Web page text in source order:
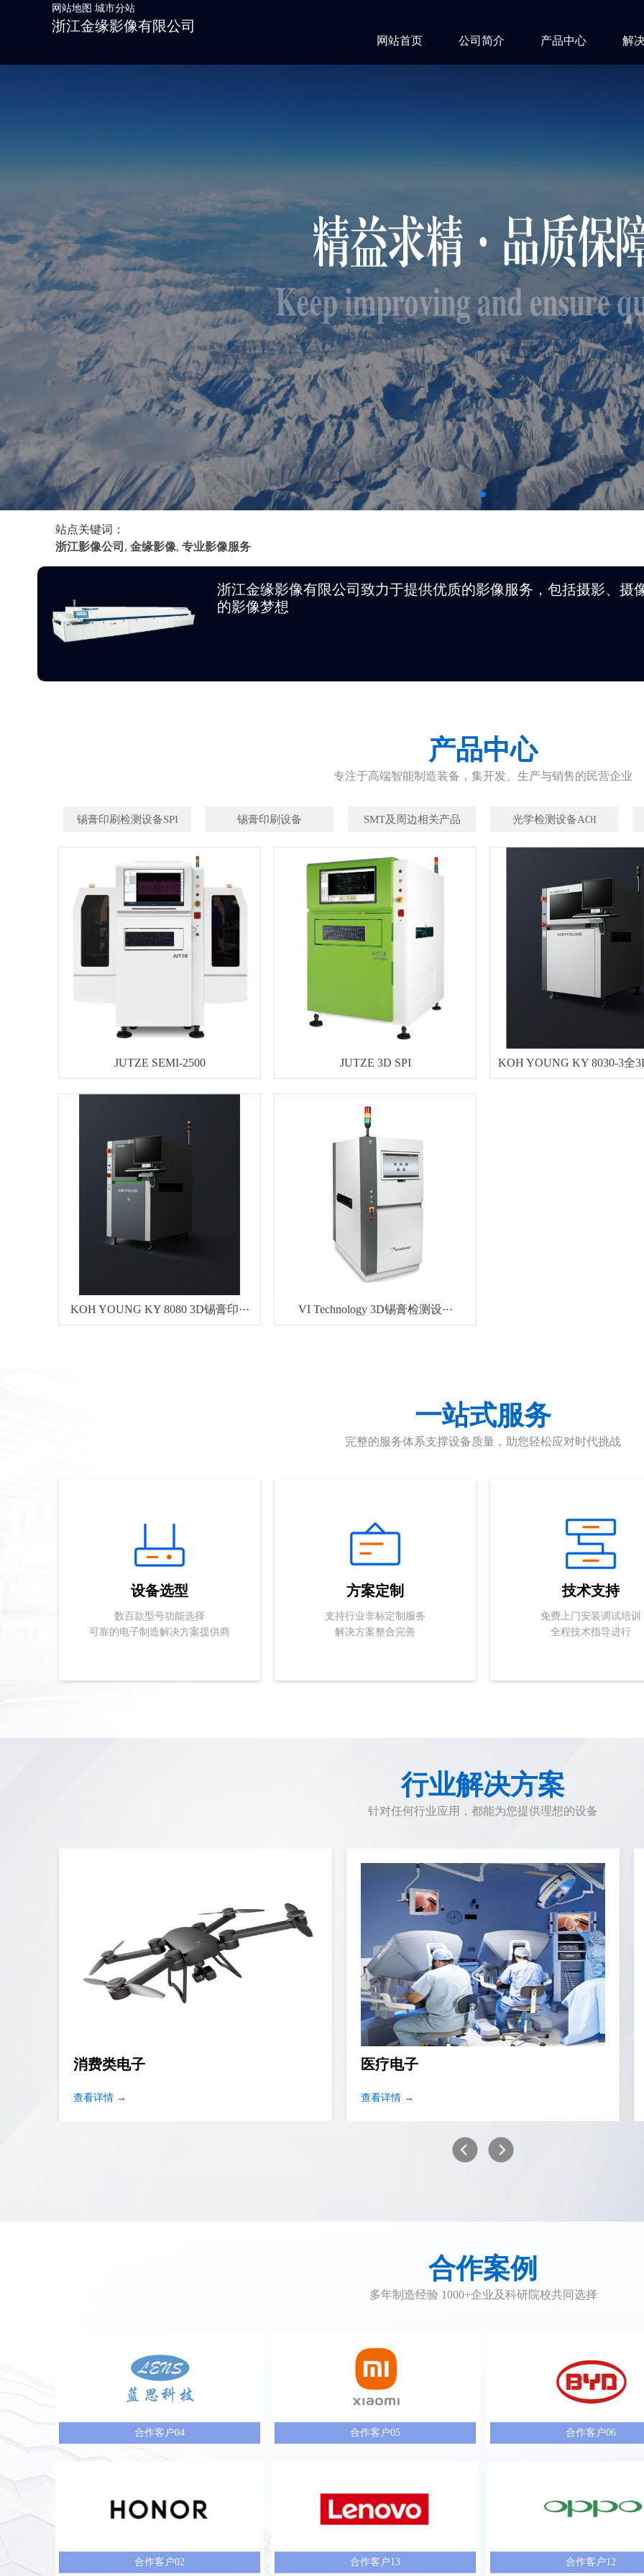
网站地图 城市分站
浙江金缘影像有限公司
网站首页 公司简介 产品中心 解
站点关键词：
浙江影像公司 , 金缘影像, 专业影像服务
浙江金缘影像有限公司致力于提供优质的影像服务，包括摄影、摄
的影像梦想
产品中心
专注于高端智能制造装备，集开发、生产与销售的民营企业
锡膏印刷检测设备SPI 锡膏印刷设备 SMT及周边相关产品 光学检测设备AOI
JUTZE SEMI-2500 JUTZE 3D SPI KOH YOUNG KY 8030-3全
KOH YOUNG KY 8080 3D锡膏印··· VI Technology 3D锡膏检测设···
一站式服务
完整的服务体系支撑设备质量，助您轻松应对时代挑战
设备选型
数百款型号功能选择
可靠的电子制造解决方案提供商
方案定制
支持行业非标定制服务
解决方案整合完善
技术支持
免费上门安装调试培训
全程技术指导进行
行业解决方案
针对任何行业应用，都能为您提供理想的设备
家用电子
查看详情 →
移动网络设备
查看详情 →
合作案例
多年制造经验 1000+企业及科研院校共同选择
合作客户04 合作客户05 合作客户06
合作客户02 合作客户13 合作客户12